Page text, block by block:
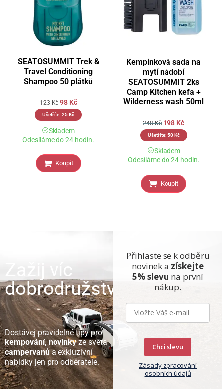
SEATOSUMMIT Trek &
Travel Conditioning
Shampoo 50 plátků
123Kč 98 Kč
Ušetříte: 25Kč
Skladem
Odesíláme do 24 hodin.
Koupit
Kempinková sada na
mytí nádobí
SEATOSUMMIT 2ks
Camp Kitchen kefa +
Wilderness wash 50ml
248Kč 198 Kč
Ušetříte: 50Kč
Skladem
Odesíláme do 24 hodin.
Koupit
Zažij víc
dobrodružství
Dostávej pravidelné tipy pro
kempování, novinkyze světa
campervanůa exkluzivní
nabídky jen pro odběratele.
Přihlaste se k odběru
novinek a získejte
5% slevu na první
nákup.
Chci slevu
Zásady zpracování
osobních údajů